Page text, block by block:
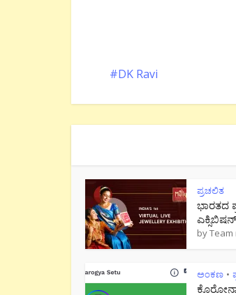
DK Ravi
ಪ್ರಚಲಿತ
ಭಾರತದ
ಎಕ್ಸಿಬಿಷನ್
by
ಅಂಕಣ •